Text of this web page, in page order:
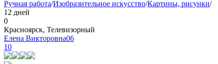
Ручная работа/Изобразительное искусство/Картины, рисунки/
12 дней
0
Красноярск, Телевизорный
Елена Викторовна06
10